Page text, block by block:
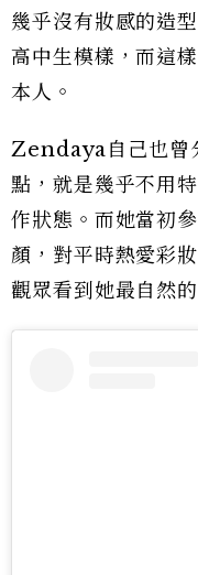
幾乎沒有妝感的造
高中生模樣，而這
本人。
Zendaya自己也曾
點，就是幾乎不用
作狀態。而她當初
顏，對平時熱愛彩
觀眾看到她最自然